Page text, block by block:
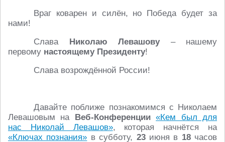
Враг коварен и силён, но Победа будет за
нами!
Слава Николаю Левашову– нашему
первому настоящему Президенту!
Слава возрождённой России!
Давайте поближе познакомимся с Николаем
Левашовым на Веб-Конференции «Кем был для
нас Николай Левашов», которая начнётся на
«Ключах познания» в субботу, 23июня в 18часов